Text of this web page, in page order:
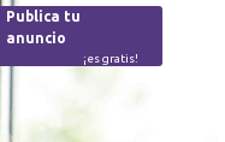
Publica tu
anuncio
¡es gratis!